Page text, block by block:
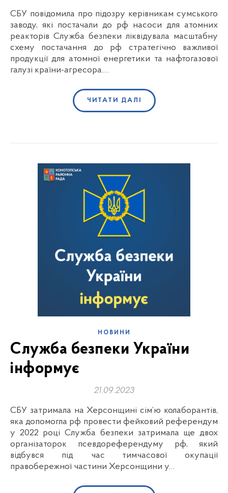
СБУ повідомила про підозру керівникам сумського
заводу, які постачали до рф насоси для атомних
реакторів Служба безпеки ліквідувала масштабну
схему постачання до рф стратегічно важливої
продукції для атомної енергетики та нафтогазової
галузі країни-агресора.…
ЧИТАТИ ДАЛІ
НОВИНИ
Служба безпеки України
інформує
21.09.2023
СБУ затримала на Херсонщині сім’ю колаборантів,
яка допомогла рф провести фейковий референдум
у 2022 році Служба безпеки затримала ще двох
організаторок псевдореферендуму рф, який
відбувся під час тимчасової окупації
правобережної частини Херсонщини у…